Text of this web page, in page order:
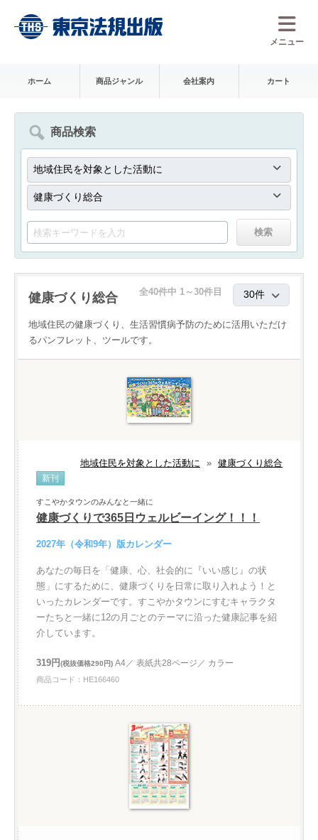
メニュー
ホーム 商品ジャンル 会社案内 カート
商品検索
全40件中 1～30件目
健康づくり総合
地域住民の健康づくり、生活習慣病予防のために活用いただけ
るパンフレット、ツールです。
地域住民を対象とした活動に » 健康づくり総合
新刊
すこやかタウンのみんなと一緒に
健康づくりで365日ウェルビーイング！！！
2027年（令和9年）版カレンダー
あなたの毎日を「健康、心、社会的に『いい感じ』の状
態」にするために、健康づくりを日常に取り入れよう！と
いったカレンダーです。すこやかタウンにすむキャラクタ
ーたちと一緒に12の月ごとのテーマに沿った健康記事を紹
介しています。
319円(税抜価格290円) A4／ 表紙共28ページ／ カラー
商品コード：HE166460